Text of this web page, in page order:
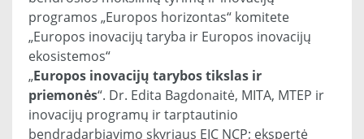
programos „Europos horizontas“ komitete
„Europos inovacijų taryba ir Europos inovacijų
ekosistemos“
„Europos inovacijų tarybos tikslas ir
priemonės“. Dr. Edita Bagdonaitė, MITA, MTEP ir
inovacijų programų ir tarptautinio
bendradarbiavimo skyriaus EIC NCP; ekspertė